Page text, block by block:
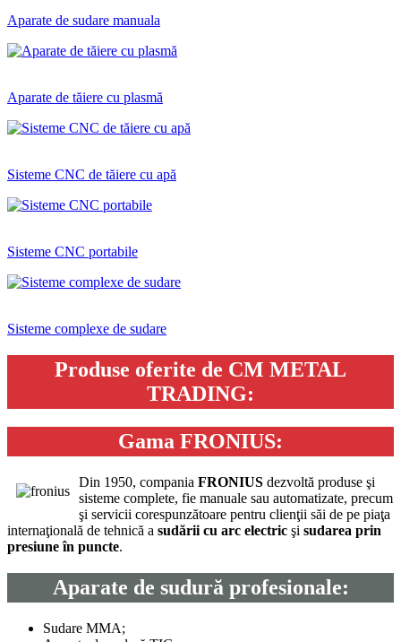
Aparate de sudare manuala
Aparate de tăiere cu plasmă
Sisteme CNC de tăiere cu apă
Sisteme CNC portabile
Sisteme complexe de sudare
Produse oferite de CM METAL
TRADING:
Gama FRONIUS:
Din 1950, compania FRONIUS dezvoltă produse şi
sisteme complete, fie manuale sau automatizate, precum
şi servicii corespunzătoare pentru clienţii săi de pe piaţa
internaţională de tehnică a sudării cu arc electric şi sudarea prin
presiune în puncte.
Aparate de sudură profesionale:
Sudare MMA;